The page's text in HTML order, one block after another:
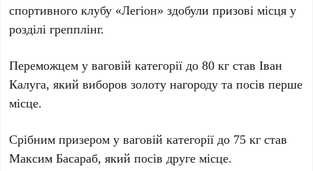
спортивного клубу «Легіон» здобули призові місця у
розділі грепплінг.
Переможцем у ваговій категорії до 80 кг став Іван
Калуга, який виборов золоту нагороду та посів перше
місце.
Срібним призером у ваговій категорії до 75 кг став
Максим Басараб, який посів друге місце.